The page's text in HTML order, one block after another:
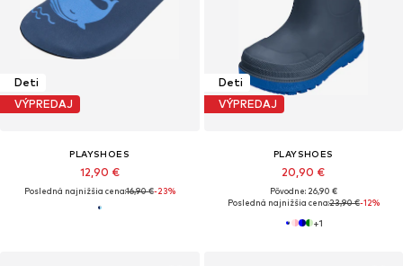
Deti
VÝPREDAJ
PLAYSHOES
12,90 €
Posledná najnižšia cena:16,90 €-23%
Deti
VÝPREDAJ
PLAYSHOES
20,90 €
Pôvodne: 26,90 €
Posledná najnižšia cena:23,90 €-12%
+1